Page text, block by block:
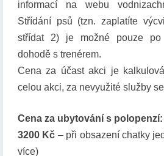
informací na webu
Střídání psů (tzn. zaplatíte
střídat 2) je možné pouze po
dohodě s trenérem.
Cena za účast akci je
celou akci, za nevyužité služby
Cena za ubytování s polopenzí:
3200 Kč – při obsazení chatky
více)